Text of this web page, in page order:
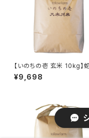
【いのちの壱 玄米 10kg】
岩 特別栽培米 八木川米
年産 令和７年産 令和七年
薬の減農薬(低農薬) 天日干
に近い乾燥で発芽玄米・酵
かせ)玄米・発酵玄米 用に
機JAS 以上の拘り 低温保
¥9,698